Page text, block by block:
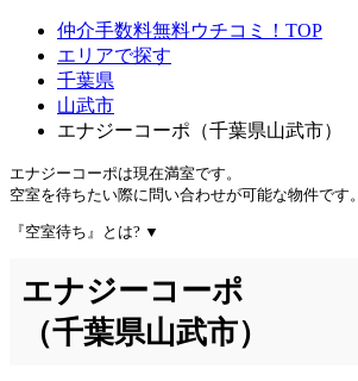
仲介手数料無料ウチコミ！TOP
エリアで探す
千葉県
山武市
エナジーコーポ（千葉県山武市）
エナジーコーポは現在満室です。
空室を待ちたい際に問い合わせが可能な物件です。
『空室待ち』とは? ▼
エナジーコーポ
（千葉県山武市）